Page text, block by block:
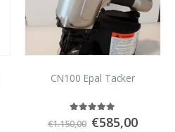
CN100 Epal Tacker
out of 5
€1.150,00 €585,00